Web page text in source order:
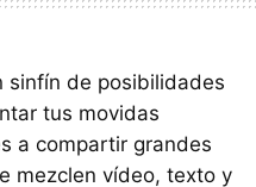
sinfín de posibilidades
tus movidas
a compartir grandes
mezclen vídeo, texto y